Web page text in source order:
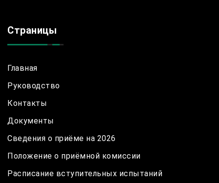
Страницы
Главная
Руководство
Контакты
Документы
Сведения о приёме на 2026
Положение о приёмной комиссии
Расписание вступительных испытаний